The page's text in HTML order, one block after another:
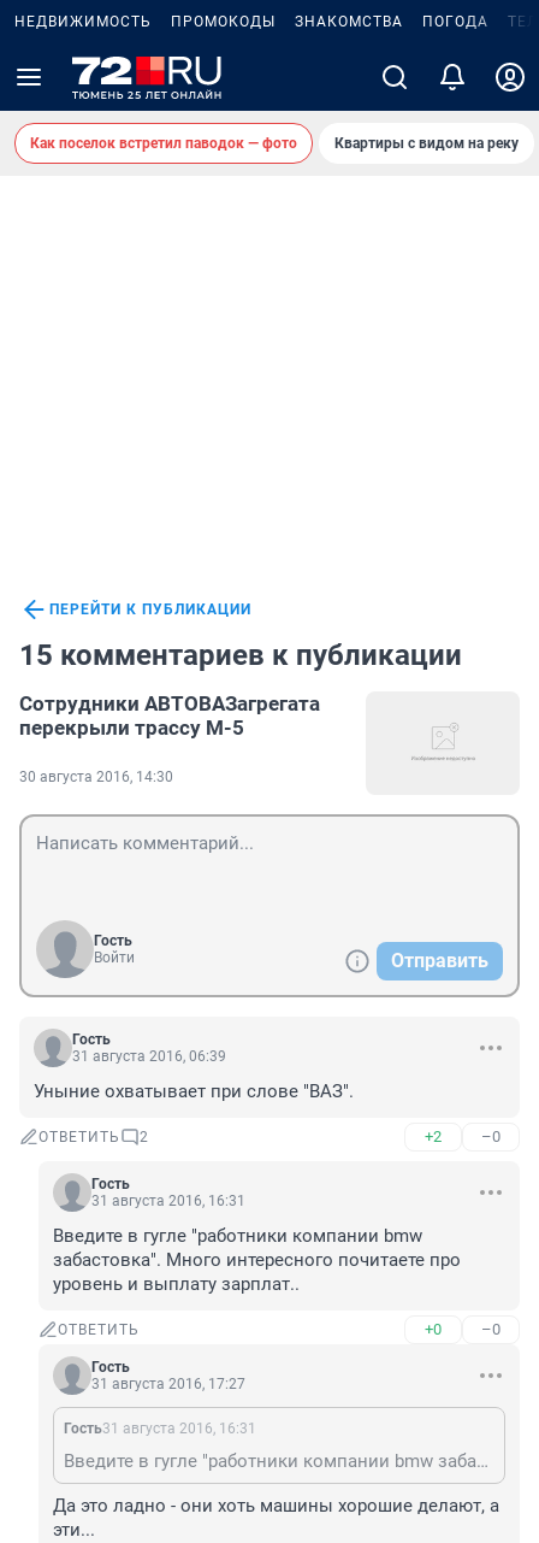
НЕДВИЖИМОСТЬ ПРОМОКОДЫ ЗНАКОМСТВА ПОГОДА
Как поселок встретил паводок — фото Квартиры с видом на реку
ПЕРЕЙТИ К ПУБЛИКАЦИИ
15 комментариев к публикации
Сотрудники АВТОВАЗагрегата
перекрыли трассу М-5
30 августа 2016, 14:30
Гость
Войти
Отправить
Гость
31 августа 2016, 06:39
Уныние охватывает при слове "ВАЗ".
ОТВЕТИТЬ 2 +2 –0
Гость
31 августа 2016, 16:31
Введите в гугле "работники компании bmw
забастовка". Много интересного почитаете про
уровень и выплату зарплат..
ОТВЕТИТЬ +0 –0
Гость
31 августа 2016, 17:27
Гость31 августа 2016, 16:31
Введите в гугле "работники компании bmw забастовка". Много интересного почитаете про уровень и выплату зарплат..
Да это ладно - они хоть машины хорошие делают, а
эти...